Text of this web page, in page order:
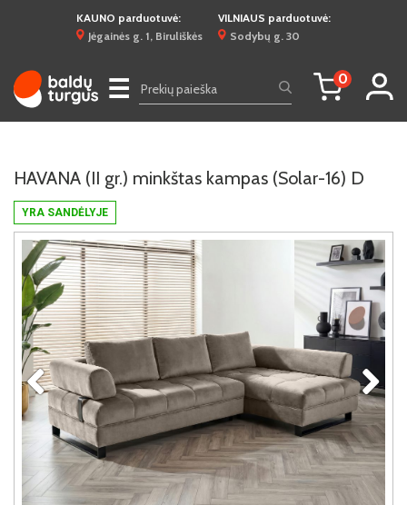
KAUNO parduotuvė:
Jėgainės g. 1, Biruliškės
VILNIAUS parduotuvė:
Sodybų g. 30
☰ 0
YRA SANDĖLYJE
HAVANA (II gr.) minkštas kampas (Solar-16) D